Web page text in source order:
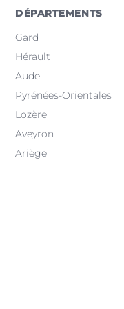
DÉPARTEMENTS
Gard
Hérault
Aude
Pyrénées-Orientales
Lozère
Aveyron
Ariège